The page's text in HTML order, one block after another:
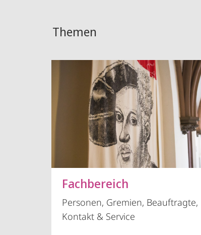
Themen
Fachbereich
Personen, Gremien, Beauftragte,
Kontakt & Service